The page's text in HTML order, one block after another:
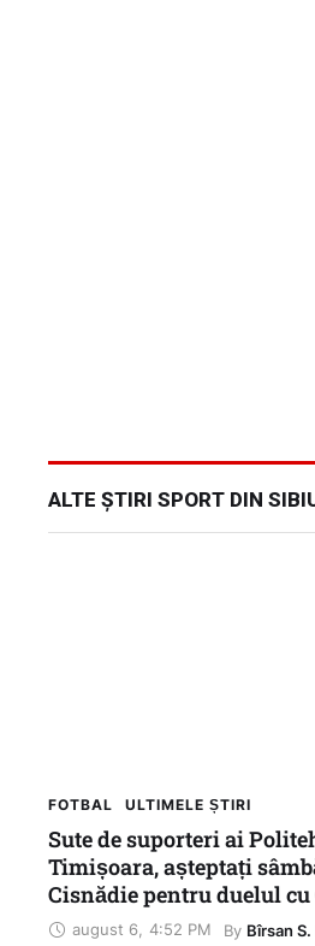
ALTE ȘTIRI SPORT DIN
FOTBAL ULTIMELE ȘTIRI
Sute de suporteri ai
Timișoara, așteptați
Cisnădie pentru duelul cu
Șelimbăr
august 6, 4:52 PM By Bîrsan